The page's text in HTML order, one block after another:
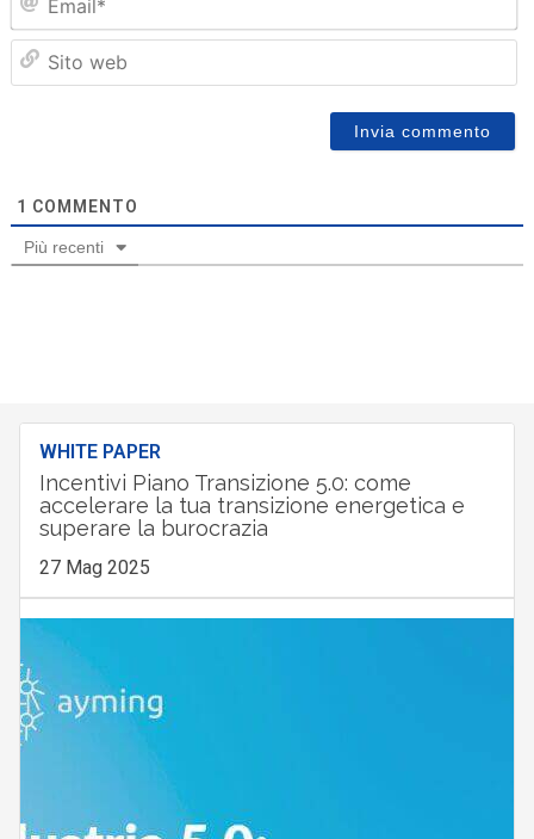
1 COMMENTO
Più recenti
WHITE PAPER
Incentivi Piano Transizione 5.0: come
accelerare la tua transizione energetica e
superare la burocrazia
27 Mag 2025